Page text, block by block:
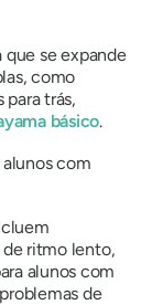
que se expande
como
trás,
básico.
com
de ritmo lento,
alunos com
de